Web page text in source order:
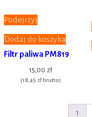
Podejrzyj
Dodaj do koszyka
Filtr paliwa PM819
15,00 zł
(18,45 złbrutto)
1